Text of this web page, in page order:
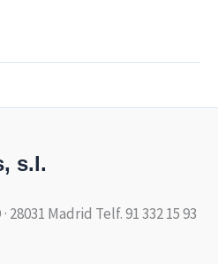
s.l.
28031 Madrid Telf. 91 332 15 93